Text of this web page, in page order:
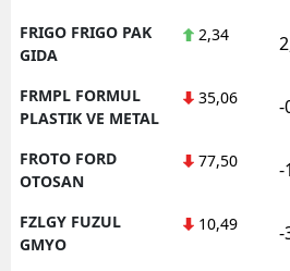
FRIGO FRIGO PAK
GIDA
2,34
FRMPL FORMUL
PLASTIK VE METAL
35,06 -
FROTO FORD
OTOSAN
77,50 -
FZLGY FUZUL
GMYO
10,49 -